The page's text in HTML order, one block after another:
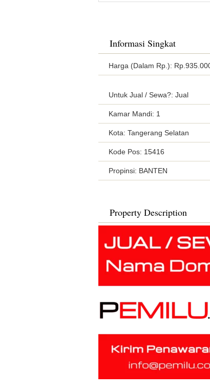
Informasi Singkat
Harga (Dalam Rp.):
Untuk Jual / Sewa?: Jual
Kamar Mandi: 1
Kota: Tangerang Selatan
Kode Pos: 15416
Propinsi: BANTEN
Property Description